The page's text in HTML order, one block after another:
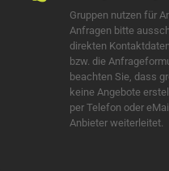
Gruppen nutzen für
Anfragen bitte
direkten
bzw. die
beachten Sie, dass
keine Angebote
per Telefon oder
Anbieter weiterleitet.